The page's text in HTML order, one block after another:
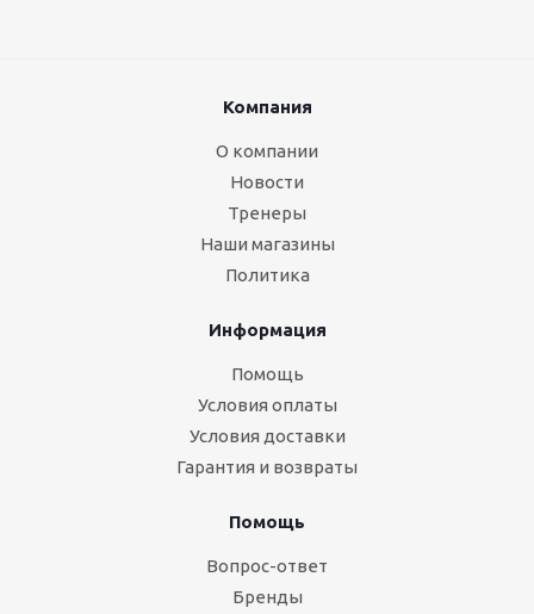
Компания
О компании
Новости
Тренеры
Наши магазины
Политика
Информация
Помощь
Условия оплаты
Условия доставки
Гарантия и возвраты
Помощь
Вопрос-ответ
Бренды